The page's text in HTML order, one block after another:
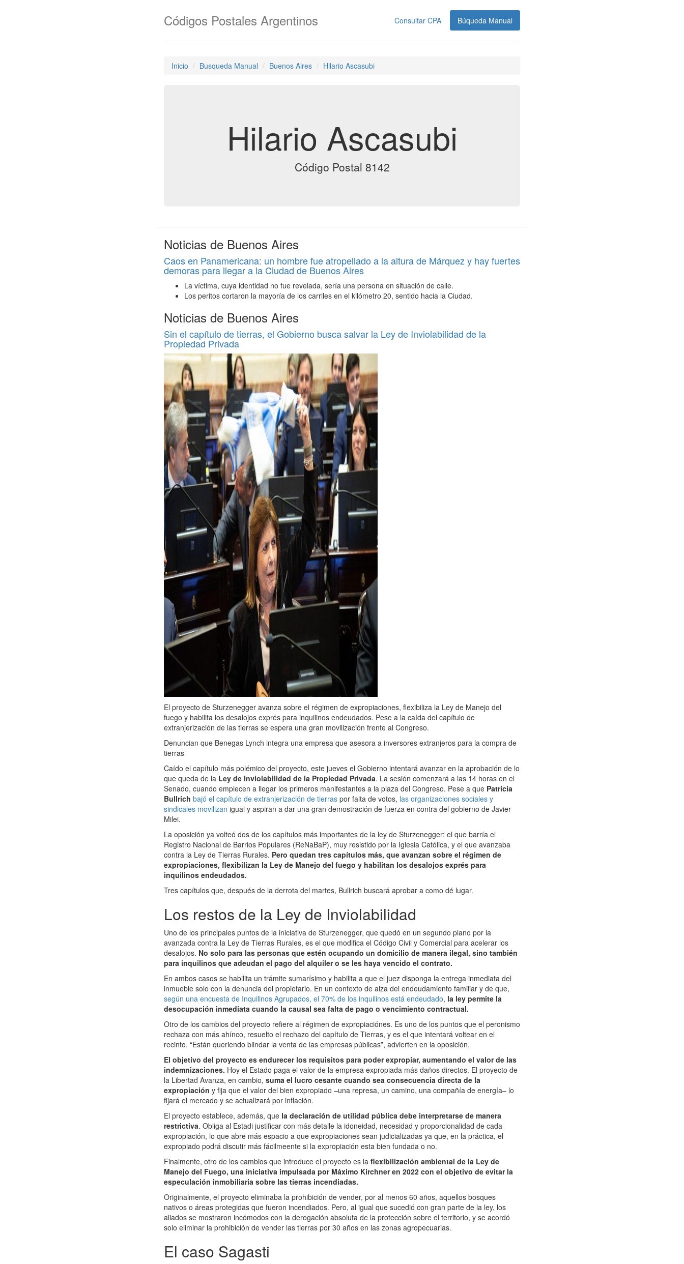
Consultar CPA Búqueda Manual
Códigos Postales Argentinos
Inicio Busqueda Manual Buenos Aires Hilario Ascasubi
Hilario Ascasubi
Código Postal 8142
Noticias de Buenos Aires
Caos en Panamericana: un hombre fue atropellado a la altura de Márquez y hay fuertes
demoras para llegar a la Ciudad de Buenos Aires
La víctima, cuya identidad no fue revelada, sería una persona en situación de calle.
Los peritos cortaron la mayoría de los carriles en el kilómetro 20, sentido hacia la Ciudad.
Noticias de Buenos Aires
Sin el capítulo de tierras, el Gobierno busca salvar la Ley de Inviolabilidad de la
Propiedad Privada
El proyecto de Sturzenegger avanza sobre el régimen de expropiaciones, flexibiliza la Ley de Manejo del
fuego y habilita los desalojos exprés para inquilinos endeudados. Pese a la caída del capítulo de
extranjerización de las tierras se espera una gran movilización frente al Congreso.
Denuncian que Benegas Lynch integra una empresa que asesora a inversores extranjeros para la compra de
tierras
Caído el capítulo más polémico del proyecto, este jueves el Gobierno intentará avanzar en la aprobación de lo
que queda de la Ley de Inviolabilidad de la Propiedad Privada. La sesión comenzará a las 14 horas en el
Senado, cuando empiecen a llegar los primeros manifestantes a la plaza del Congreso. Pese a que Patricia
Bullrich bajó el capítulo de extranjerización de tierras por falta de votos, las organizaciones sociales y
sindicales movilizan igual y aspiran a dar una gran demostración de fuerza en contra del gobierno de Javier
Milei.
La oposición ya volteó dos de los capítulos más importantes de la ley de Sturzenegger: el que barría el
Registro Nacional de Barrios Populares (ReNaBaP), muy resistido por la Iglesia Católica, y el que avanzaba
contra la Ley de Tierras Rurales. Pero quedan tres capítulos más, que avanzan sobre el régimen de
expropiaciones, flexibilizan la Ley de Manejo del fuego y habilitan los desalojos exprés para
inquilinos endeudados.
Tres capítulos que, después de la derrota del martes, Bullrich buscará aprobar a como dé lugar.
Los restos de la Ley de Inviolabilidad
Uno de los principales puntos de la iniciativa de Sturzenegger, que quedó en un segundo plano por la
avanzada contra la Ley de Tierras Rurales, es el que modifica el Código Civil y Comercial para acelerar los
desalojos. No solo para las personas que estén ocupando un domicilio de manera ilegal, sino también
para inquilinos que adeudan el pago del alquiler o se les haya vencido el contrato.
En ambos casos se habilita un trámite sumarísimo y habilita a que el juez disponga la entrega inmediata del
inmueble solo con la denuncia del propietario. En un contexto de alza del endeudamiento familiar y de que,
según una encuesta de Inquilinos Agrupados, el 70% de los inquilinos está endeudado, la ley permite la
desocupación inmediata cuando la causal sea falta de pago o vencimiento contractual.
Otro de los cambios del proyecto refiere al régimen de expropiaciónes. Es uno de los puntos que el peronismo
rechaza con más ahínco, resuelto el rechazo del capítulo de Tierras, y es el que intentará voltear en el
recinto. “Están queriendo blindar la venta de las empresas públicas”, advierten en la oposición.
El objetivo del proyecto es endurecer los requisitos para poder expropiar, aumentando el valor de las
indemnizaciones. Hoy el Estado paga el valor de la empresa expropiada más daños directos. El proyecto de
la Libertad Avanza, en cambio, suma el lucro cesante cuando sea consecuencia directa de la
expropiación y fija que el valor del bien expropiado –una represa, un camino, una compañía de energía– lo
fijará el mercado y se actualizará por inflación.
El proyecto establece, además, que la declaración de utilidad pública debe interpretarse de manera
restrictiva. Obliga al Estadi justificar con más detalle la idoneidad, necesidad y proporcionalidad de cada
expropiación, lo que abre más espacio a que expropiaciones sean judicializadas ya que, en la práctica, el
expropiado podrá discutir más fácilmeente si la expropiación esta bien fundada o no.
Finalmente, otro de los cambios que introduce el proyecto es la flexibilización ambiental de la Ley de
Manejo del Fuego, una iniciativa impulsada por Máximo Kirchner en 2022 con el objetivo de evitar la
especulación inmobiliaria sobre las tierras incendiadas.
Originalmente, el proyecto eliminaba la prohibición de vender, por al menos 60 años, aquellos bosques
nativos o áreas protegidas que fueron incendiados. Pero, al igual que sucedió con gran parte de la ley, los
aliados se mostraron incómodos con la derogación absoluta de la protección sobre el territorio, y se acordó
solo eliminar la prohibición de vender las tierras por 30 años en las zonas agropecuarias.
El caso Sagasti